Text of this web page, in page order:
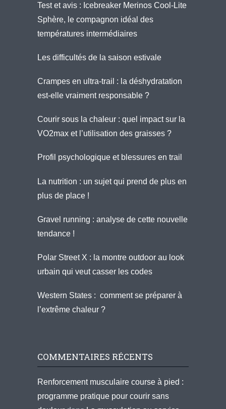
Test et avis : Icebreaker Merinos Cool-Lite
Sphère, le compagnon idéal des
températures intermédiaires
Les difficultés de la saison estivale
Crampes en ultra-trail : la déshydratation
est-elle vraiment responsable ?
Courir sous la chaleur : quel impact sur la
VO2max et l’utilisation des graisses ?
Profil psychologique et blessures en trail
La nutrition : un sujet qui prend de plus en
plus de place !
Gravel running : analyse de cette nouvelle
tendance !
Polar Street X : la montre outdoor au look
urbain qui veut casser les codes
Western States : comment se préparer à
l’extrême chaleur ?
COMMENTAIRES RÉCENTS
Renforcement musculaire course à pied :
programme pratique pour courir sans